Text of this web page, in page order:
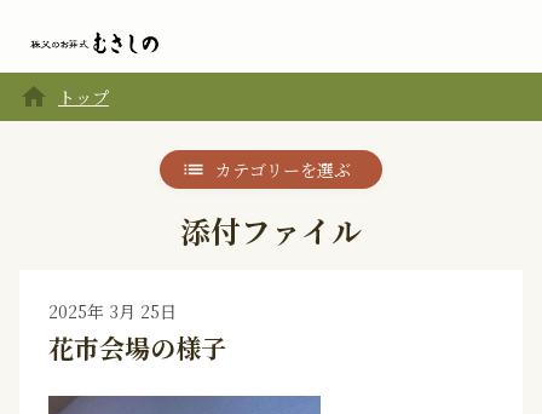
home トップ
カテゴリーを選ぶ
添付ファイル
2025年 3月 25日
花市会場の様子